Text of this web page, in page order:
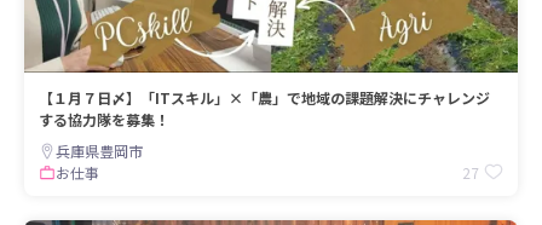
【１月７日〆】「ITスキル」×「農」で地域の課題解決にチャレンジ
する協力隊を募集！
兵庫県豊岡市
お仕事
27